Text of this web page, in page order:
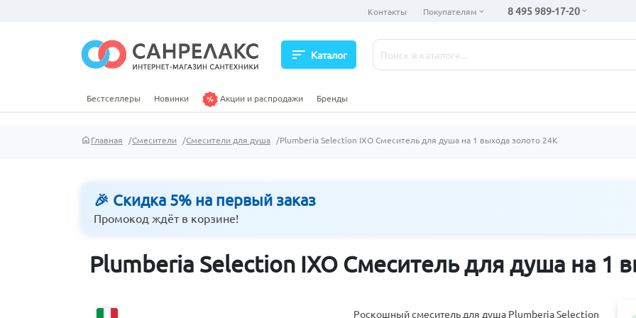
Контакты Покупателям 8 495 989-17-20
sort Каталог
Бестселлеры Новинки Акции и распродажи Бренды
Главная Смесители Смесители для душа Plumberia Selection IXO Смеситель для душа на 1 выхода золото 24К
🎉 Скидка 5% на первый заказ
Промокод ждёт в корзине!
Plumberia Selection IXO Смеситель для душа на 1
Роскошный смеситель для душа Plumberia Selection